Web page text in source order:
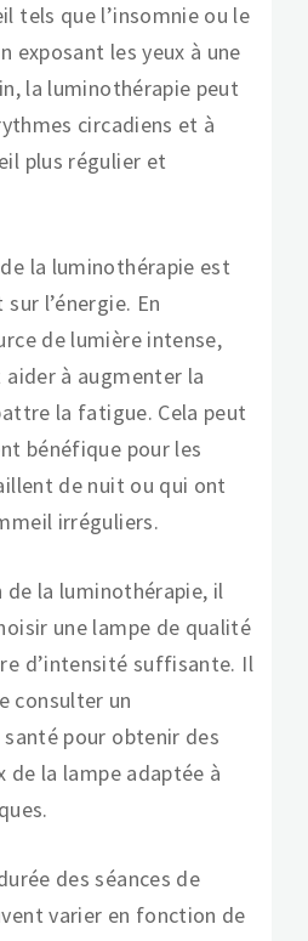
tels que l’insomnie ou le
exposant les yeux à une
la luminothérapie peut
circadiens et à
plus régulier et
la luminothérapie est
l’énergie. En
de lumière intense,
à augmenter la
la fatigue. Cela peut
bénéfique pour les
de nuit ou qui ont
irréguliers.
de la luminothérapie, il
une lampe de qualité
d’intensité suffisante. Il
consulter un
pour obtenir des
de la lampe adaptée à
des séances de
varier en fonction de